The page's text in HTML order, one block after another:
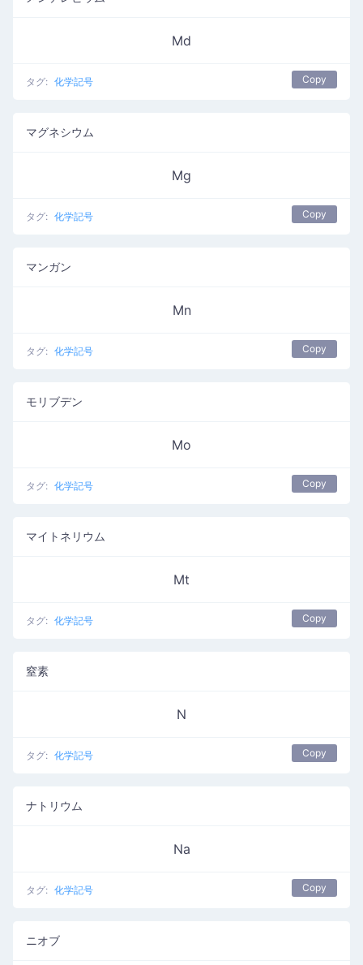
Md
タグ: 化学記号 Copy
マグネシウム
Mg
タグ: 化学記号 Copy
マンガン
Mn
タグ: 化学記号 Copy
モリブデン
Mo
タグ: 化学記号 Copy
マイトネリウム
Mt
タグ: 化学記号 Copy
窒素
N
タグ: 化学記号 Copy
ナトリウム
Na
タグ: 化学記号 Copy
ニオブ